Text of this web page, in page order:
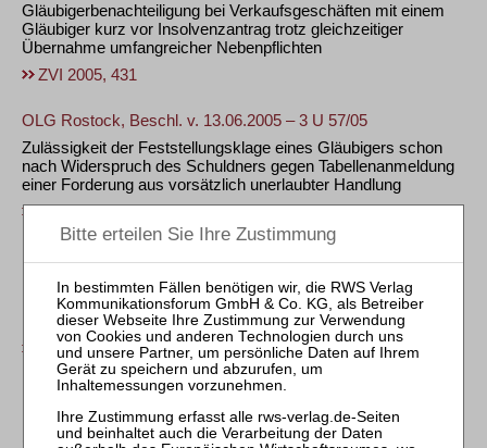
Gläubigerbenachteiligung bei Verkaufsgeschäften mit einem
Gläubiger kurz vor Insolvenzantrag trotz gleichzeitiger
Übernahme umfangreicher Nebenpflichten
ZVI 2005, 431
OLG Rostock, Beschl. v. 13.06.2005 – 3 U 57/05
Zulässigkeit der Feststellungsklage eines Gläubigers schon
nach Widerspruch des Schuldners gegen Tabellenanmeldung
einer Forderung aus vorsätzlich unerlaubter Handlung
ZVI 2005, 433
Keine Räumungsvollstreckung gegen erwachsene
Familienangehörige des Schulders aus
Insolvenzeröffnungsbeschluss
ZVI 2005, 434
LG Kassel, Beschl. v. 21.11.2004 – 3 T 537/04
Kein Rechtsschutzinteresse des Gläubigers für
(Verbraucher-)Insolvenzantrag nach Abweisung eines